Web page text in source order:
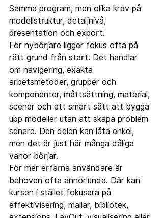
Samma program, men olika krav på
modellstruktur, detaljnivå,
presentation och export.
För nybörjare ligger fokus ofta på
rätt grund från start. Det handlar
om navigering, exakta
arbetsmetoder, grupper och
komponenter, måttsättning, material,
scener och ett smart sätt att bygga
upp modeller utan att skapa problem
senare. Den delen kan låta enkel,
men det är just här många dåliga
vanor börjar.
För mer erfarna användare är
behoven ofta annorlunda. Där kan
kursen i stället fokusera på
effektivisering, mallar, bibliotek,